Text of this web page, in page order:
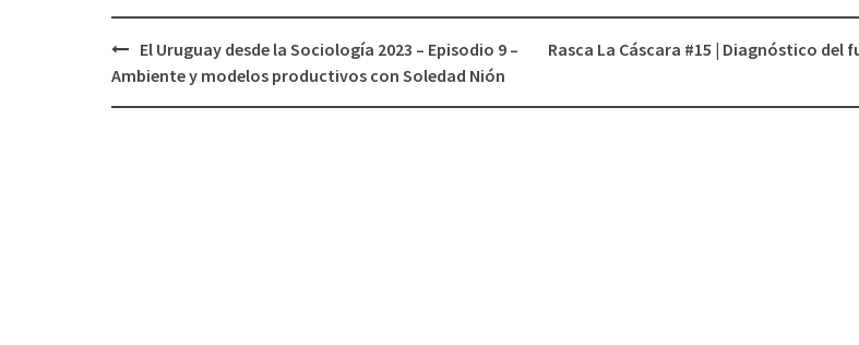
Navegación
El Uruguay desde la Sociología 2023 – Episodio 9 –
Ambiente y modelos productivos con Soledad Nión
Rasca La Cáscara #15 | Diagnóstico del